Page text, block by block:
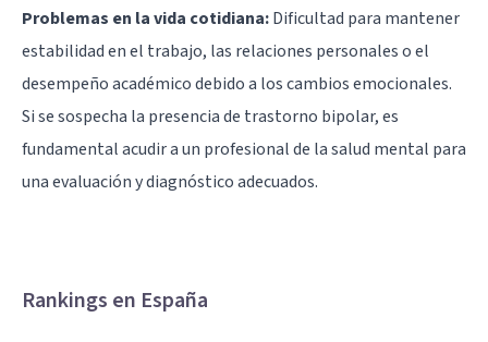
Problemas en la vida cotidiana:Dificultad para mantener
estabilidad en el trabajo, las relaciones personales o el
desempeño académico debido a los cambios emocionales.
Si se sospecha la presencia de trastorno bipolar, es
fundamental acudir a un profesional de la salud mental para
una evaluación y diagnóstico adecuados.
Rankings en España